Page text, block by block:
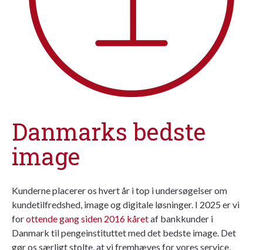
Danmarks bedste
image
Kunderne placerer os hvert år i top i undersøgelser om
kundetilfredshed, image og digitale løsninger. I 2025 er vi
forottende gang siden 2016 kåretaf bankkunder i
Danmark til pengeinstituttet med det bedste image. Det
gør os særligt stolte, at vi fremhæves for vores service,